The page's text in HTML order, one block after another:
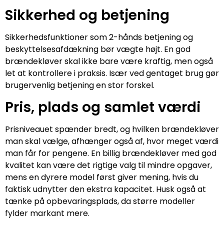
Sikkerhed og betjening
Sikkerhedsfunktioner som 2-hånds betjening og
beskyttelsesafdækning bør vægte højt. En god
brændekløver skal ikke bare være kraftig, men også
let at kontrollere i praksis. Især ved gentaget brug gør
brugervenlig betjening en stor forskel.
Pris, plads og samlet værdi
Prisniveauet spænder bredt, og hvilken brændekløver
man skal vælge, afhænger også af, hvor meget værdi
man får for pengene. En billig brændekløver med god
kvalitet kan være det rigtige valg til mindre opgaver,
mens en dyrere model først giver mening, hvis du
faktisk udnytter den ekstra kapacitet. Husk også at
tænke på opbevaringsplads, da større modeller
fylder markant mere.